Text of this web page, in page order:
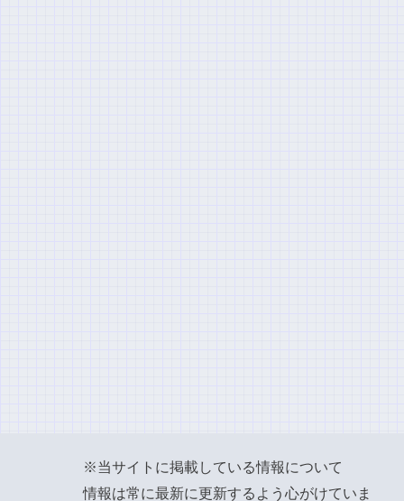
※当サイトに掲載している情報について
情報は常に最新に更新するよう心がけていま